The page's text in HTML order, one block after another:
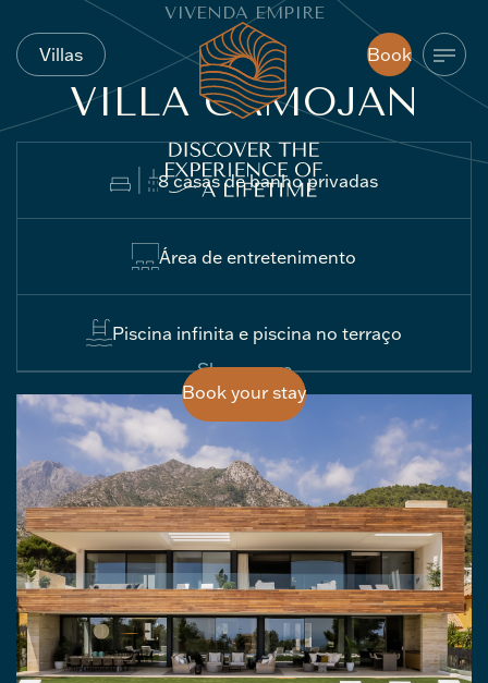
Villas
Villas
Book
Book
VIVENDA EMPIRE
VILLA CAMOJAN
8 casas de banho privadas
Área de entretenimento
Piscina infinita e piscina no terraço
Show more
Book your stay
Book your stay